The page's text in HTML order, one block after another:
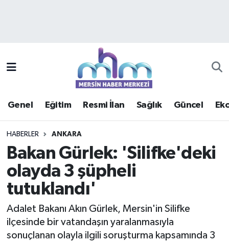
Genel Eğitim Resmi İlan Sağlık Güncel
HABERLER ANKARA
Bakan Gürlek: 'Silifke'deki
olayda 3 şüpheli
tutuklandı'
Adalet Bakanı Akın Gürlek, Mersin'in Silifke
ilçesinde bir vatandaşın yaralanmasıyla
sonuçlanan olayla ilgili soruşturma kapsamında 3
Güncel
Haberde insan
Kültür - Sanat
Mersin Trafik Yoğunluk Haritası
Süper Lig Puan Durumu ve Fikstür
Haber Arşivi